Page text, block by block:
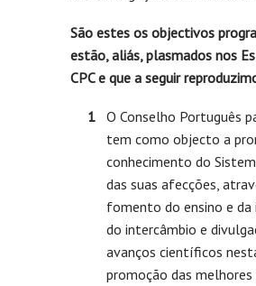
São estes os objectivos
estão, aliás, plasmados nos
CPC e que a seguir
O Conselho Português
tem como objecto a
conhecimento do
das suas afecções,
fomento do ensino e da
do intercâmbio e
avanços científicos
promoção das melhores